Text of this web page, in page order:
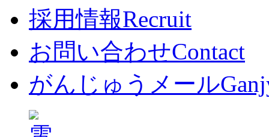
採用情報Recruit
お問い合わせContact
がんじゅうメール